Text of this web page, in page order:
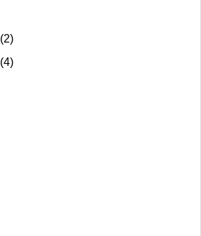
(2)
(4)